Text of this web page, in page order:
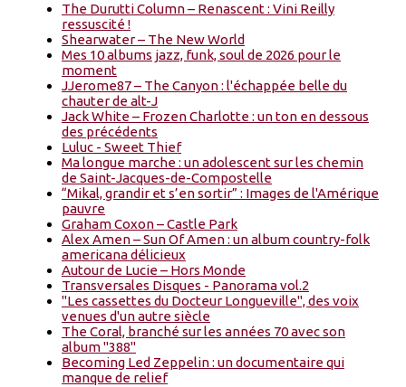
The Durutti Column – Renascent : Vini Reilly
ressuscité !
Shearwater – The New World
Mes 10 albums jazz, funk, soul de 2026 pour le
moment
JJerome87 – The Canyon : l'échappée belle du
chauter de alt-J
Jack White – Frozen Charlotte : un ton en dessous
des précédents
Luluc - Sweet Thief
Ma longue marche : un adolescent sur les chemin
de Saint-Jacques-de-Compostelle
“Mikal, grandir et s’en sortir” : Images de l'Amérique
pauvre
Graham Coxon – Castle Park
Alex Amen – Sun Of Amen : un album country-folk
americana délicieux
Autour de Lucie – Hors Monde
Transversales Disques - Panorama vol.2
"Les cassettes du Docteur Longueville", des voix
venues d'un autre siècle
The Coral, branché sur les années 70 avec son
album "388"
Becoming Led Zeppelin : un documentaire qui
manque de relief